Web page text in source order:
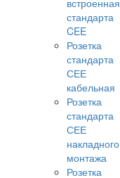
встроенная
стандарта
CEE
Розетка
стандарта
СЕЕ
кабельная
Розетка
стандарта
СЕЕ
накладного
монтажа
Розетка